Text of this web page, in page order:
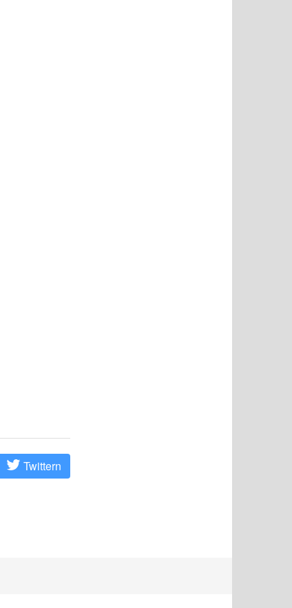
Twittern